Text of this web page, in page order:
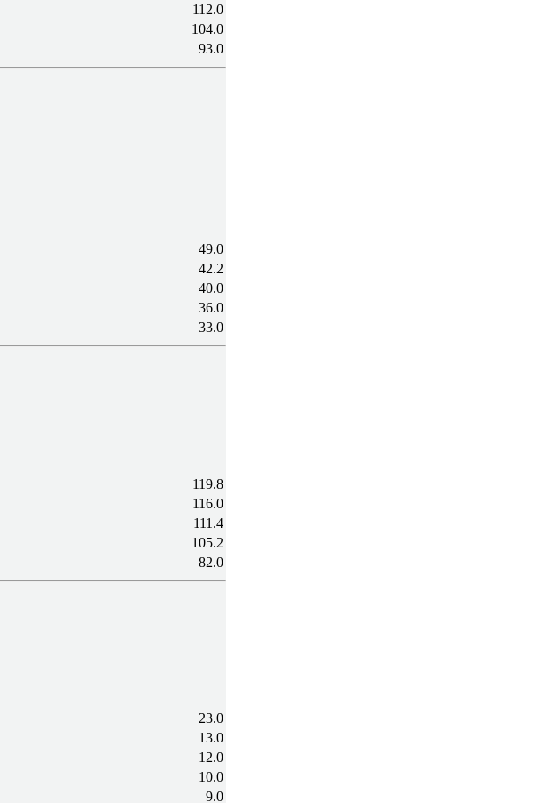
112.0
104.0
93.0
49.0
42.2
40.0
36.0
33.0
119.8
116.0
111.4
105.2
82.0
23.0
13.0
12.0
10.0
9.0